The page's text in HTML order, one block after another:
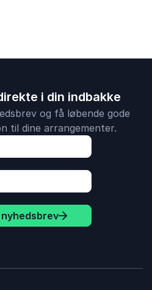
i din indbakke
og få løbende gode
til dine arrangementer.